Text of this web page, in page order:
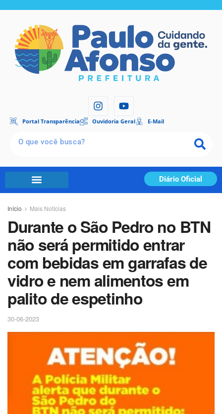
Portal Transparência Ouvidoria Geral E-Mail
Diário Oficial
Início Mais Notícias
Durante o São Pedro no BTN
não será permitido entrar
com bebidas em garrafas de
vidro e nem alimentos em
palito de espetinho
30-06-2023